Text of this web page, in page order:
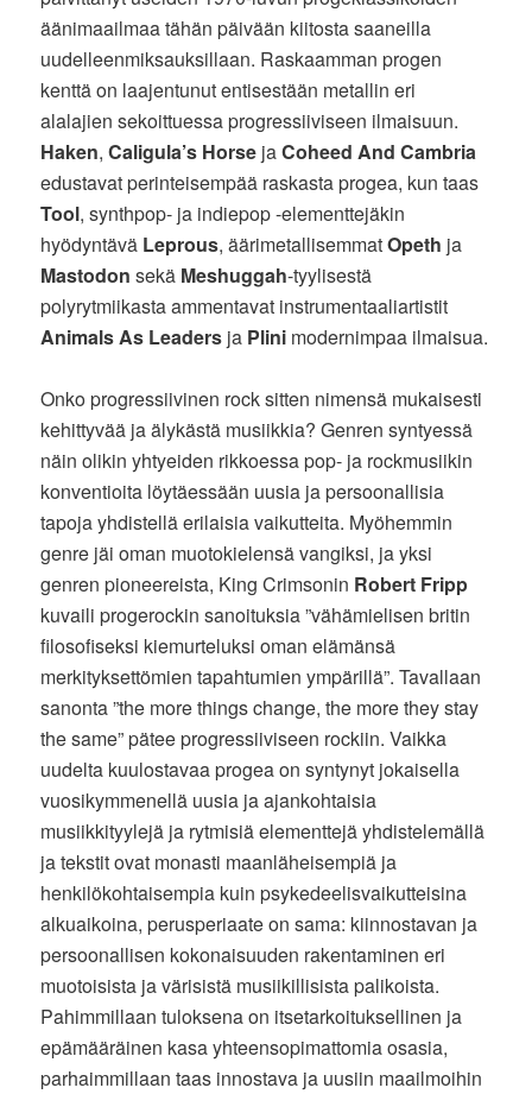
äänimaailmaa tähän päivään kiitosta saaneilla
uudelleenmiksauksillaan. Raskaamman progen
kenttä on laajentunut entisestään metallin eri
alalajien sekoittuessa progressiiviseen ilmaisuun.
Haken,Caligula’s Horse jaCoheed And Cambria
edustavat perinteisempää raskasta progea, kun taas
Tool, synthpop- ja indiepop -elementtejäkin
hyödyntävä Leprous, äärimetallisemmatOpeth ja
Mastodon sekä Meshuggah-tyylisestä
polyrytmiikasta ammentavat instrumentaaliartistit
Animals As Leaders ja Plini modernimpaa ilmaisua.
Onko progressiivinen rock sitten nimensä mukaisesti
kehittyvää ja älykästä musiikkia? Genren syntyessä
näin olikin yhtyeiden rikkoessa pop- ja rockmusiikin
konventioita löytäessään uusia ja persoonallisia
tapoja yhdistellä erilaisia vaikutteita. Myöhemmin
genre jäi oman muotokielensä vangiksi, ja yksi
genren pioneereista, King Crimsonin Robert Fripp
kuvaili progerockin sanoituksia ”vähämielisen britin
filosofiseksi kiemurteluksi oman elämänsä
merkityksettömien tapahtumien ympärillä”. Tavallaan
sanonta ”the more things change, the more they stay
the same” pätee progressiiviseen rockiin. Vaikka
uudelta kuulostavaa progea on syntynyt jokaisella
vuosikymmenellä uusia ja ajankohtaisia
musiikkityylejä ja rytmisiä elementtejä yhdistelemällä
ja tekstit ovat monasti maanläheisempiä ja
henkilökohtaisempia kuin psykedeelisvaikutteisina
alkuaikoina, perusperiaate on sama: kiinnostavan ja
persoonallisen kokonaisuuden rakentaminen eri
muotoisista ja värisistä musiikillisista palikoista.
Pahimmillaan tuloksena on itsetarkoituksellinen ja
epämääräinen kasa yhteensopimattomia osasia,
parhaimmillaan taas innostava ja uusiin maailmoihin